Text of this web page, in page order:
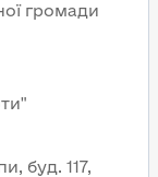
громади
буд. 117,